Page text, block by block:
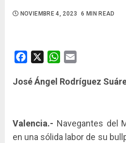
NOVIEMBRE 4, 2023 6 MIN READ
Facebook WhatsApp
José Ángel Rodríguez
Valencia.- Navegantes del
en una sólida labor de su